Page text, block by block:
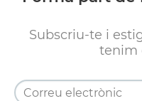
Subscriu-te i
tenim